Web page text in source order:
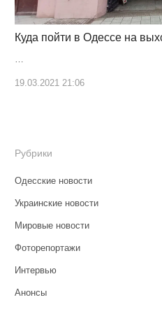
Куда пойти в Одессе на
19.03.2021 21:06
Рубрики
Одесские новости
Украинские новости
Мировые новости
Фоторепортажи
Интервью
Анонсы